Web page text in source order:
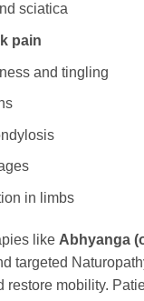
sciatica
pain
and tingling
in limbs
like Abhyanga
targeted
restore mobility.